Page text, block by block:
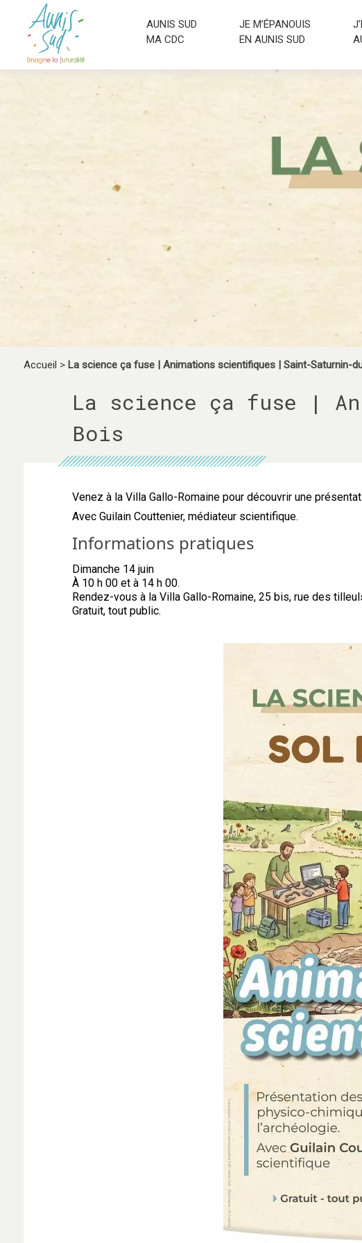
AUNIS SUD
MA CDC
JE M’ÉPANOUIS
EN AUNIS SUD
Accueil > La science ça fuse | Animations scientifiques | Saint-Saturnin-
La science ça fuse |
Bois
Venez à la Villa Gallo-Romaine pour découvrir une
Avec Guilain Couttenier, médiateur scientifique.
Informations pratiques
Dimanche 14 juin
À 10 h 00 et à 14 h 00.
Rendez-vous à la Villa Gallo-Romaine, 25 bis, rue des
Gratuit, tout public.